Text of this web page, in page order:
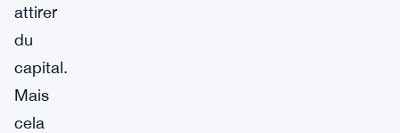
attirer
du
capital.
Mais
cela